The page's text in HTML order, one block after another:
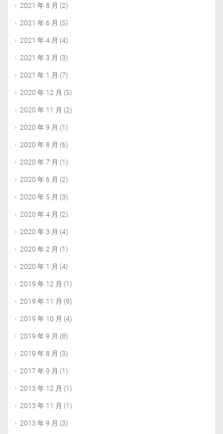
2021 年 8 月 (2)
2021 年 6 月 (5)
2021 年 4 月 (4)
2021 年 3 月 (3)
2021 年 1 月 (7)
2020 年 12 月 (5)
2020 年 11 月 (2)
2020 年 9 月 (1)
2020 年 8 月 (6)
2020 年 7 月 (1)
2020 年 6 月 (2)
2020 年 5 月 (3)
2020 年 4 月 (2)
2020 年 3 月 (4)
2020 年 2 月 (1)
2020 年 1 月 (4)
2019 年 12 月 (1)
2019 年 11 月 (9)
2019 年 10 月 (4)
2019 年 9 月 (8)
2019 年 8 月 (3)
2017 年 9 月 (1)
2013 年 12 月 (1)
2013 年 11 月 (1)
2013 年 9 月 (3)